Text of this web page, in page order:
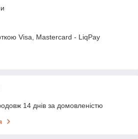
Visa, Mastercard - LiqPay
14 днів за домовленістю